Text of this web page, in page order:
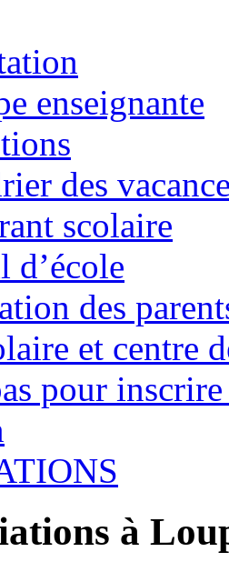
enseignante
des
scolaire
d’école
des
et centre
pour
à